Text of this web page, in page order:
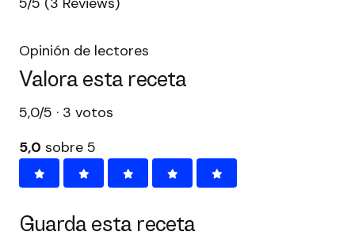
Opinión de lectores
Valora esta receta
5,0/5 · 3 votos
5,0 sobre 5
Guarda esta receta